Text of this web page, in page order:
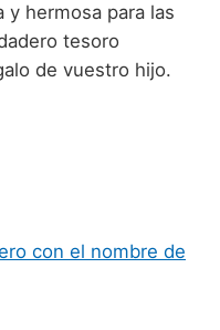
y hermosa para las
tesoro
de vuestro hijo.
con el nombre de